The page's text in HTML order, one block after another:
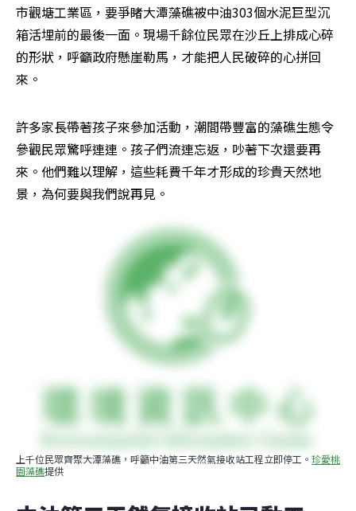
市觀塘工業區，要爭睹大潭藻礁被中油303個水泥巨型沉
箱活埋前的最後一面。現場千餘位民眾在沙丘上排成心碎
的形狀，呼籲政府懸崖勒馬，才能把人民破碎的心拼回
來。
許多家長帶著孩子來參加活動，潮間帶豐富的藻礁生態令
參觀民眾驚呼連連。孩子們流連忘返，吵著下次還要再
來。他們難以理解，這些耗費千年才形成的珍貴天然地
景，為何要與我們說再見。
上千位民眾齊聚大潭藻礁，呼籲中油第三天然氣接收站工程立即停工。 珍愛桃
園藻礁提供